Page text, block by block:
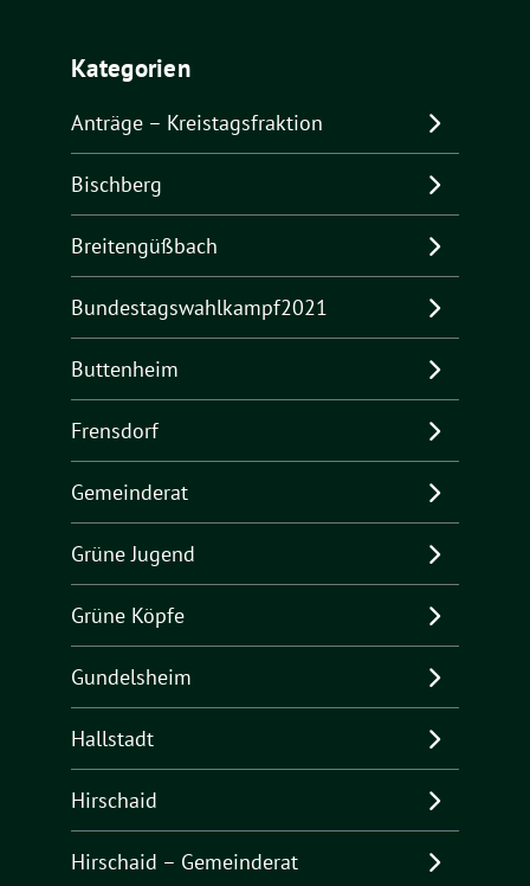
Kategorien
Anträge – Kreistagsfraktion
Bischberg
Breitengüßbach
Bundestagswahlkampf2021
Buttenheim
Frensdorf
Gemeinderat
Grüne Jugend
Grüne Köpfe
Gundelsheim
Hallstadt
Hirschaid
Hirschaid – Gemeinderat